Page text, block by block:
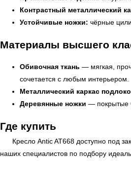
Контрастный металлический
Устойчивые ножки: чёрные
Материалы высшего
Обивочная ткань — мягкая,
сочетается с любым интерьером.
Металлический каркас
Деревянные ножки — покрытые
Где купить
Кресло Antic AT668 доступно под
наших специалистов по подбору